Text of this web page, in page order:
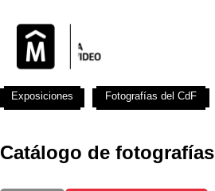
Catálogo de fotografías
Exposiciones Fotografías del CdF